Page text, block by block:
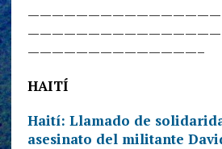
——————————————–
HAITÍ
Haití: Llamado de
asesinato del militante